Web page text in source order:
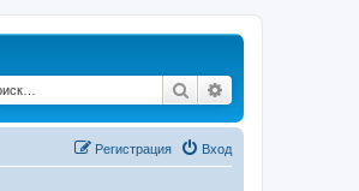
Поиск
Вход
Регистрация